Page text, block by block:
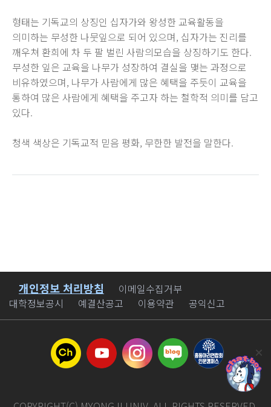
형태는 기독교의 상징인 십자가와 왕성한 교육활동을
의미하는 무성한 나뭇잎으로 되어 있으며, 십자가는 진리를
깨우쳐 환희에 차 두 팔 벌린 사람의모습을 상징하기도 한다.
무성한 잎은 교육을 나무가 성장하여 결실을 맺는 과정으로
비유하였으며, 나무가 사람에게 많은 혜택을 주듯이 교육을
통하여 많은 사람에게 혜택을 주고자 하는 철학적 의미를 담고
있다.
청색 색상은 기독교적 믿음 평화, 무한한 발전을 말한다.
바로가기
개인정보 처리방침
이메일수집거부
대학정보공시
예결산공고 이용약관 공익신고